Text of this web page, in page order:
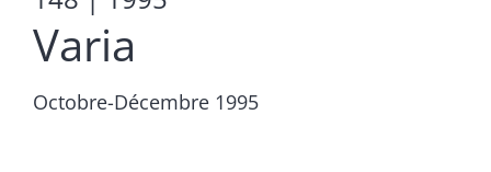
Varia
Octobre-Décembre 1995